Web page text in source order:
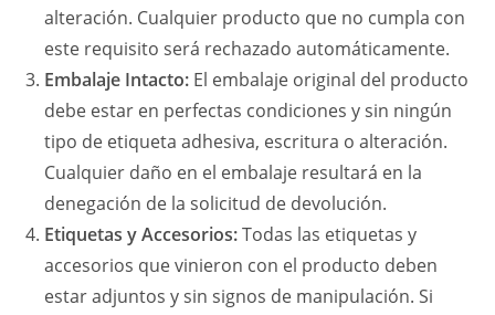
alteración. Cualquier producto que no cumpla con
este requisito será rechazado automáticamente.
Embalaje Intacto: El embalaje original del producto
debe estar en perfectas condiciones y sin ningún
tipo de etiqueta adhesiva, escritura o alteración.
Cualquier daño en el embalaje resultará en la
denegación de la solicitud de devolución.
Etiquetas y Accesorios:Todas las etiquetas y
accesorios que vinieron con el producto deben
estar adjuntos y sin signos de manipulación. Si